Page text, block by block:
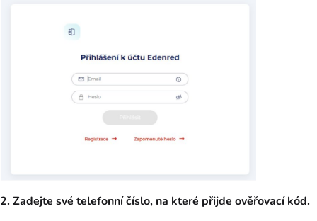
2. Zadejte své telefonní číslo, na které přijde ověřovací kód.